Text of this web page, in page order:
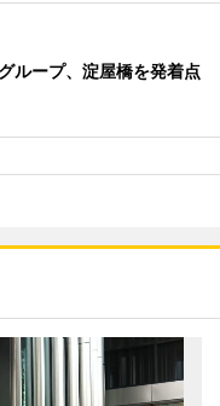
ループ、淀屋橋を発着点